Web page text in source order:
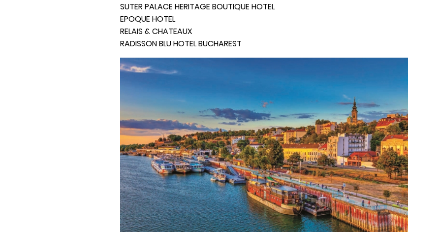
SUTER PALACE HERITAGE BOUTIQUE HOTEL
EPOQUE HOTEL
RELAIS & CHATEAUX
RADISSON BLU HOTEL BUCHAREST